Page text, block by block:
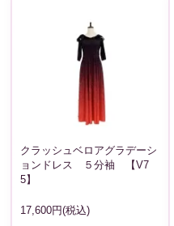
クラッシュベロアグラデーシ
ョンドレス ５分袖 【V7
5】
17,600円(税込)